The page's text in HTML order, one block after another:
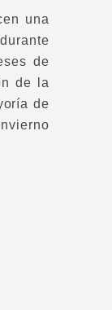
una
de
de la
de